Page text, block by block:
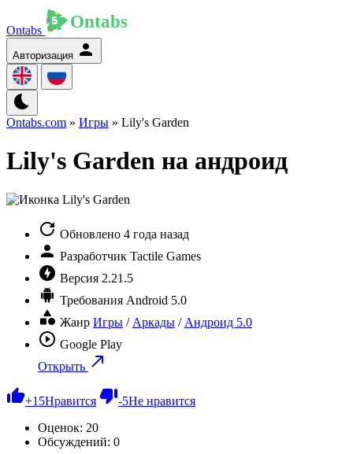
Ontabs
Авторизация
Ontabs.com » Игры » Lily's Garden
Lily's Garden на андроид
Обновлено 4 года назад
Разработчик Tactile Games
Версия 2.21.5
Требования Android 5.0
Жанр Игры / Аркады / Андроид 5.0
Google Play
Открыть
+15Нравится -5Не нравится
Оценок: 20
Обсуждений: 0